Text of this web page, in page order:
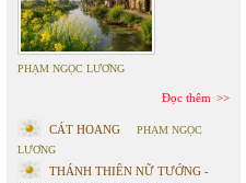
PHẠM NGỌC LƯƠNG
Đọc thêm
CÁT HOANG
PHẠM NGỌC
LƯƠNG
THÁNH THIÊN NỮ TƯỚNG -